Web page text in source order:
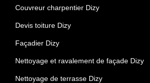
Couvreur charpentier Dizy
Devis toiture Dizy
Façadier Dizy
Nettoyage et ravalement de façade Dizy
Nettoyage de terrasse Dizy